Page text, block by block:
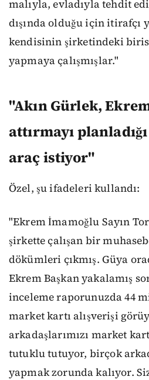
malıyla, evladıyla tehdit
dışında olduğu için itirafçı
kendisinin şirketindeki
yapmaya çalışmışlar."
"Akın Gürlek,
attırmayı
araç istiyor"
Özel, şu ifadeleri kullandı:
"Ekrem İmamoğlu Sayın
şirkette çalışan bir
dökümleri çıkmış. Güya
Ekrem Başkan yakalamış
inceleme raporunuzda 44
market kartı alışverişi
arkadaşlarımızı market
tutuklu tutuyor, birçok
yapmak zorunda kalıyor.